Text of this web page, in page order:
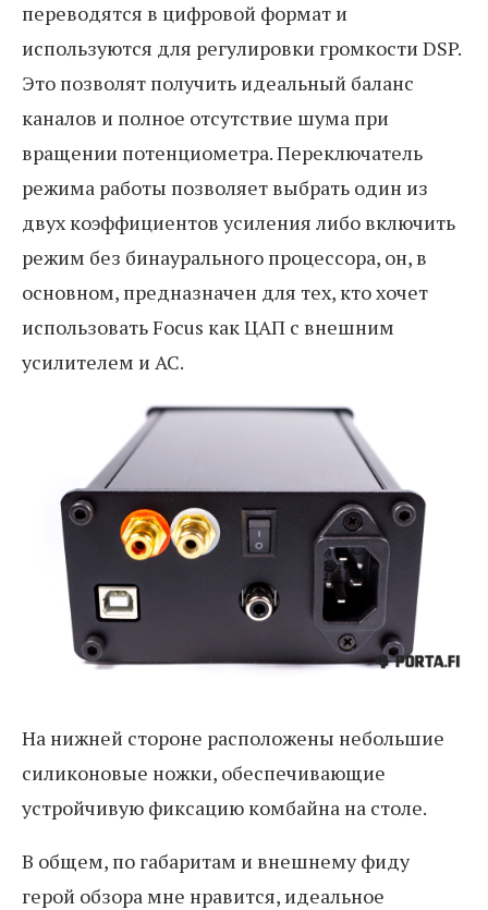
переводятся в цифровой формат и
используются для регулировки громкости DSP.
Это позволят получить идеальный баланс
каналов и полное отсутствие шума при
вращении потенциометра. Переключатель
режима работы позволяет выбрать один из
двух коэффициентов усиления либо включить
режим без бинаурального процессора, он, в
основном, предназначен для тех, кто хочет
использовать Focus как ЦАП с внешним
усилителем и АС.
На нижней стороне расположены небольшие
силиконовые ножки, обеспечивающие
устройчивую фиксацию комбайна на столе.
В общем, по габаритам и внешнему фиду
герой обзора мне нравится, идеальное